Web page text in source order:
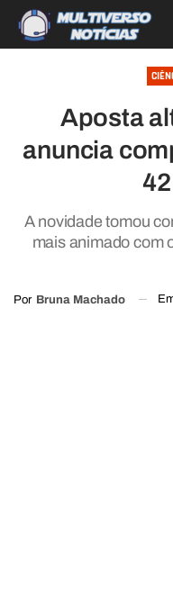
Aposta
anuncia
A novidade tomou
mais animado com
Por Bruna Machado